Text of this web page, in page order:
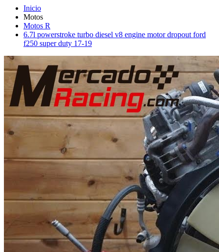
Motos
Motos R
6.7l powerstroke turbo diesel v8 engine motor dropout ford
f250 super duty 17-19